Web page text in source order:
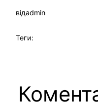
відadmin
Теги: